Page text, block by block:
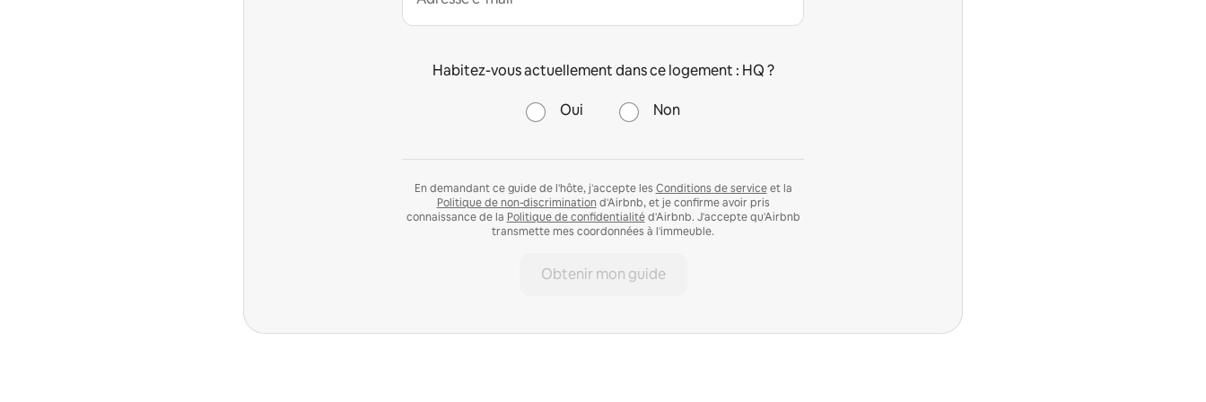
Habitez-vous actuellement dans ce logement : HQ ?
Oui Non
En demandant ce guide de l'hôte, j'accepte les Conditions de serviceet la
Politique de non-discrimination d'Airbnb, et je confirme avoir pris
connaissance de la Politique de confidentialitéd'Airbnb. J'accepte qu'Airbnb
transmette mes coordonnées à l'immeuble.
Obtenir mon guide